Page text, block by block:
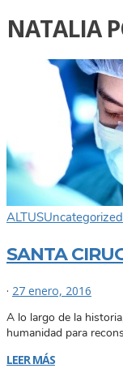
NATALIA
ALTUSUncategorized
SANTA
· 27 enero, 2016
A lo largo de la
humanidad para
LEER MÁS